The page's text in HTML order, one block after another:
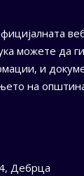
можете да ги
и
на
Дебрца